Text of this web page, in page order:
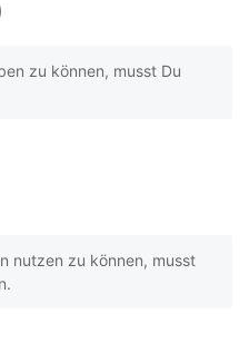
zu können, musst Du
nutzen zu können, musst